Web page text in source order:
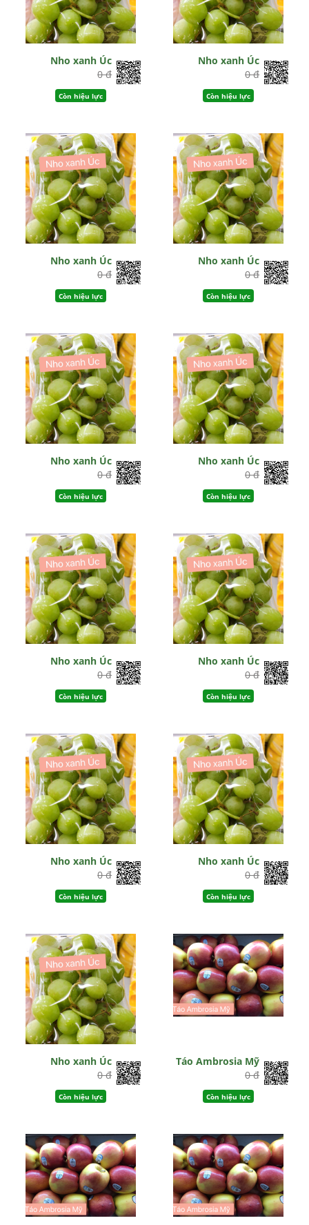
Nho xanh Úc
0 đ
Còn hiệu lực
Nho xanh Úc
0 đ
Còn hiệu lực
Nho xanh Úc
0 đ
Còn hiệu lực
Nho xanh Úc
0 đ
Còn hiệu lực
Nho xanh Úc
0 đ
Còn hiệu lực
Nho xanh Úc
0 đ
Còn hiệu lực
Nho xanh Úc
0 đ
Còn hiệu lực
Nho xanh Úc
0 đ
Còn hiệu lực
Nho xanh Úc
0 đ
Còn hiệu lực
Nho xanh Úc
0 đ
Còn hiệu lực
Nho xanh Úc
0 đ
Còn hiệu lực
Táo Ambrosia Mỹ
0 đ
Còn hiệu lực